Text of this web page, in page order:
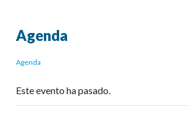
Agenda
Agenda
Este evento ha pasado.